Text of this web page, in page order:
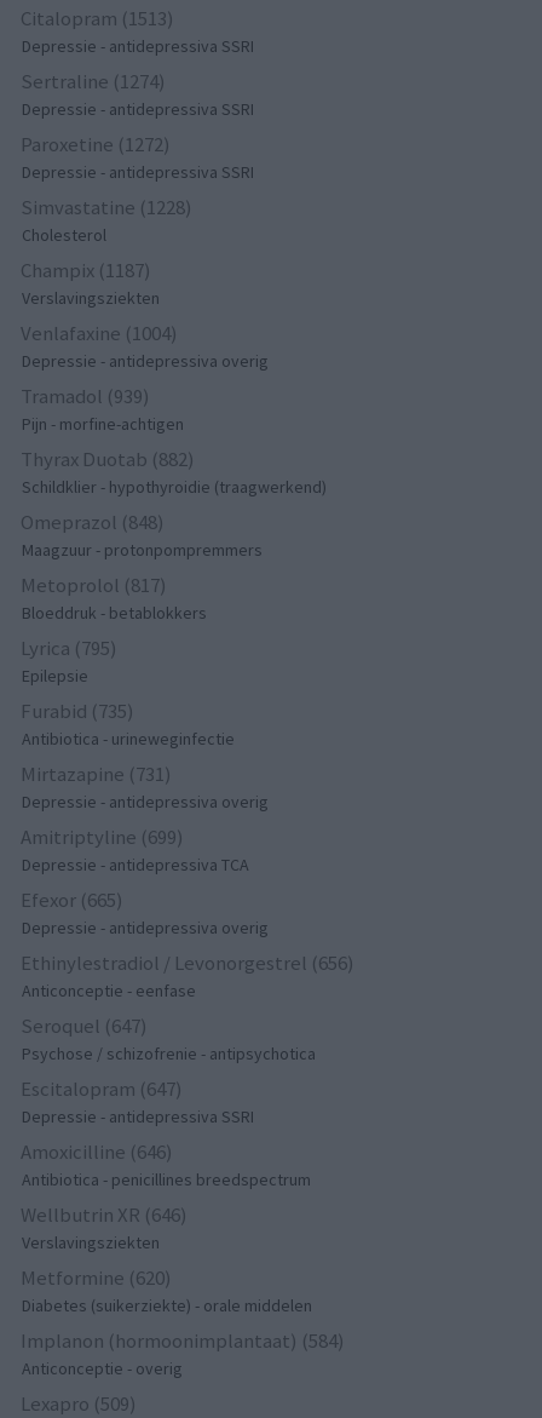
Citalopram (1513)
Depressie - antidepressiva SSRI
Sertraline (1274)
Depressie - antidepressiva SSRI
Paroxetine (1272)
Depressie - antidepressiva SSRI
Simvastatine (1228)
Cholesterol
Champix (1187)
Verslavingsziekten
Venlafaxine (1004)
Depressie - antidepressiva overig
Tramadol (939)
Pijn - morfine-achtigen
Thyrax Duotab (882)
Schildklier - hypothyroidie (traagwerkend)
Omeprazol (848)
Maagzuur - protonpompremmers
Metoprolol (817)
Bloeddruk - betablokkers
Lyrica (795)
Epilepsie
Furabid (735)
Antibiotica - urineweginfectie
Mirtazapine (731)
Depressie - antidepressiva overig
Amitriptyline (699)
Depressie - antidepressiva TCA
Efexor (665)
Depressie - antidepressiva overig
Ethinylestradiol / Levonorgestrel (656)
Anticonceptie - eenfase
Seroquel (647)
Psychose / schizofrenie - antipsychotica
Escitalopram (647)
Depressie - antidepressiva SSRI
Amoxicilline (646)
Antibiotica - penicillines breedspectrum
Wellbutrin XR (646)
Verslavingsziekten
Metformine (620)
Diabetes (suikerziekte) - orale middelen
Implanon (hormoonimplantaat) (584)
Anticonceptie - overig
Lexapro (509)